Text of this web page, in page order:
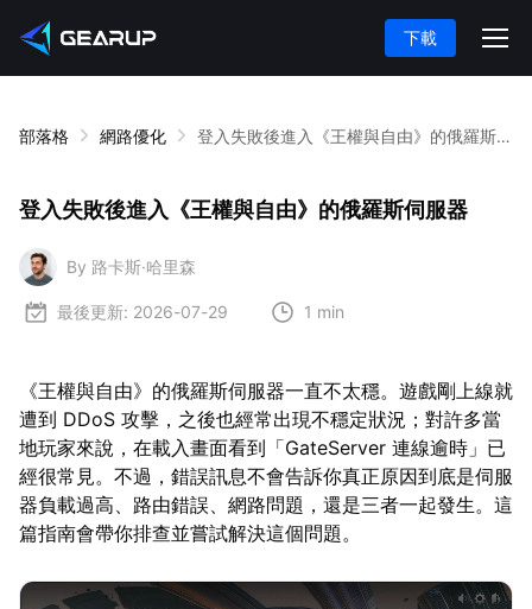
下載
部落格 網路優化 登入失敗後進入《王權與自由》的俄羅斯伺服器
登入失敗後進入《王權與自由》的俄羅斯伺服器
By 路卡斯·哈里森
最後更新: 2026-07-29 1 min
《王權與自由》的俄羅斯伺服器一直不太穩。遊戲剛上線就
遭到 DDoS 攻擊，之後也經常出現不穩定狀況；對許多當
地玩家來說，在載入畫面看到「GateServer 連線逾時」已
經很常見。不過，錯誤訊息不會告訴你真正原因到底是伺服
器負載過高、路由錯誤、網路問題，還是三者一起發生。這
篇指南會帶你排查並嘗試解決這個問題。